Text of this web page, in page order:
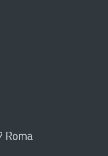
Roma